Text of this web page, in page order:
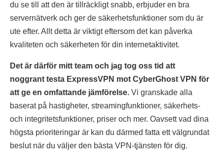
du se till att den är tillräckligt snabb, erbjuder en bra
servernätverk och ger de säkerhetsfunktioner som du är
ute efter. Allt detta är viktigt eftersom det kan påverka
kvaliteten och säkerheten för din internetaktivitet.
Det är därför mitt team och jag tog oss tid att
noggrant testa ExpressVPN mot CyberGhost VPN för
att ge en omfattande jämförelse. Vi granskade alla
baserat på hastigheter, streamingfunktioner, säkerhets-
och integritetsfunktioner, priser och mer. Oavsett vad dina
högsta prioriteringar är kan du därmed fatta ett välgrundat
beslut när du väljer den bästa VPN-tjänsten för dig.